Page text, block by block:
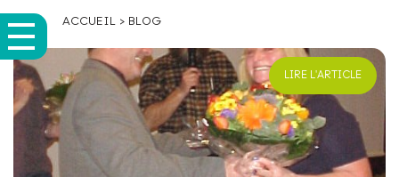
ACCUEIL > BLOG
LIRE L'ARTICLE